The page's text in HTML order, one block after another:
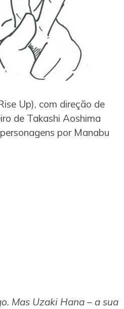
Up), com direção de
de Takashi Aoshima
por Manabu
Mas Uzaki Hana – a sua